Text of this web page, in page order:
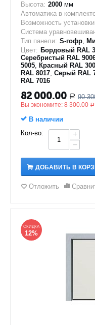
Высота: 2000 мм
Автоматика в
Возможность
Система
Тип панели: S-гофр,
Цвет: Бордовый RAL
Серебристый RAL
5005, Красный RAL
RAL 8017, Серый RAL
RAL 7016
82 000.00 Р 90
Вы экономите: 8 300.00 Р
В наличии
Кол-во:
+
−
ДОБАВИТЬ В
Отложить
СКИДКА
12%